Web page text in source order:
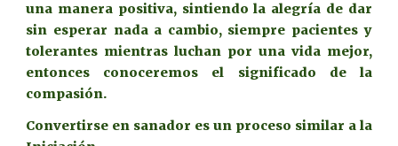
una manera positiva, sintiendo la alegría de dar
sin esperar nada a cambio, siempre pacientes y
tolerantes mientras luchan por una vida mejor,
entonces conoceremos el significado de la
compasión.
Convertirse en sanador es un proceso similar a la